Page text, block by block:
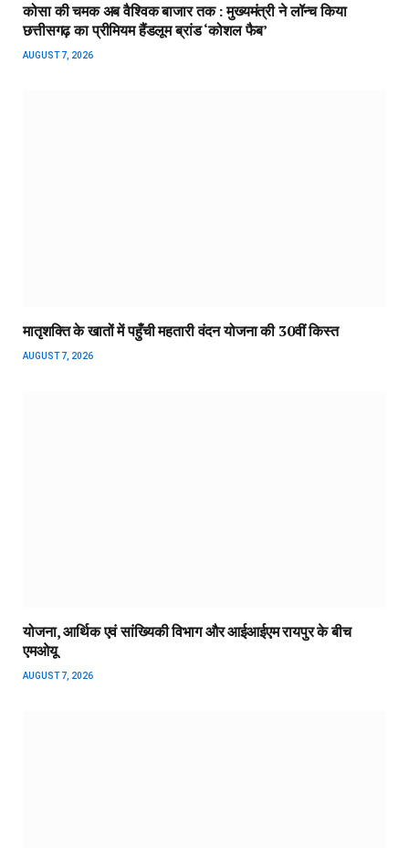
कोसा की चमक अब वैश्विक बाजार तक : मुख्यमंत्री ने लॉन्च किया
छत्तीसगढ़ का प्रीमियम हैंडलूम ब्रांड ‘कोशल फैब’
AUGUST 7, 2026
मातृशक्ति के खातों में पहुँची महतारी वंदन योजना की 30वीं किस्त
AUGUST 7, 2026
योजना, आर्थिक एवं सांख्यिकी विभाग और आईआईएम रायपुर के बीच
एमओयू
AUGUST 7, 2026